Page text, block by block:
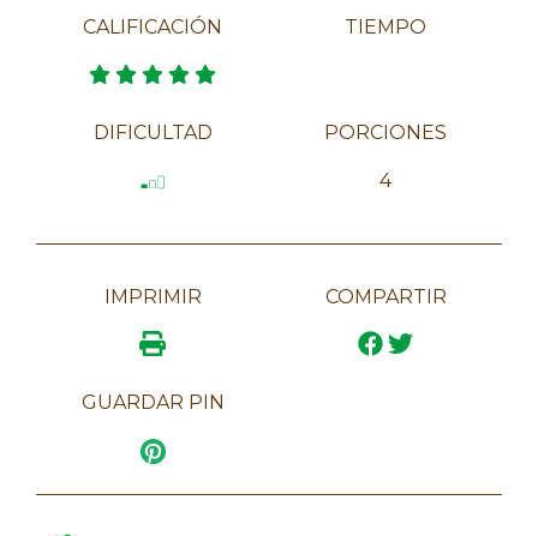
CALIFICACIÓN TIEMPO
DIFICULTAD PORCIONES
4
IMPRIMIR COMPARTIR
GUARDAR PIN